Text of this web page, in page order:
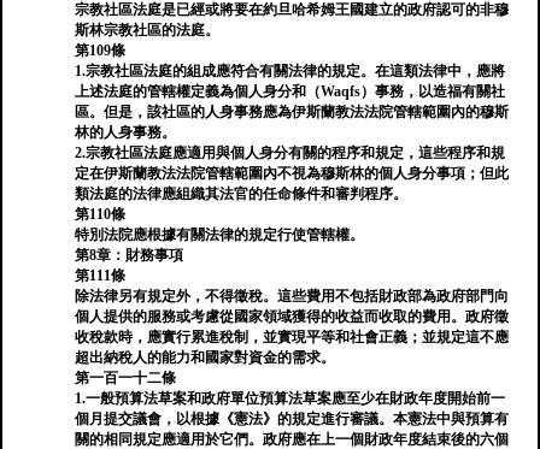
宗教社區法庭是已經或將要在約旦哈希姆王國建立的政府認可的非穆
斯林宗教社區的法庭。
第109條
1.宗教社區法庭的組成應符合有關法律的規定。在這類法律中，應將
上述法庭的管轄權定義為個人身分和（Waqfs）事務，以造福有關社
區。但是，該社區的人身事務應為伊斯蘭教法法院管轄範圍內的穆斯
林的人身事務。
2.宗教社區法庭應適用與個人身分有關的程序和規定，這些程序和規
定在伊斯蘭教法法院管轄範圍內不視為穆斯林的個人身分事項；但此
類法庭的法律應組織其法官的任命條件和審判程序。
第110條
特別法院應根據有關法律的規定行使管轄權。
第8章：財務事項
第111條
除法律另有規定外，不得徵稅。這些費用不包括財政部為政府部門向
個人提供的服務或考慮從國家領域獲得的收益而收取的費用。政府徵
收稅款時，應實行累進稅制，並實現平等和社會正義；並規定這不應
超出納稅人的能力和國家對資金的需求。
第一百一十二條
1.一般預算法草案和政府單位預算法草案應至少在財政年度開始前一
個月提交議會，以根據《憲法》的規定進行審議。本憲法中與預算有
關的相同規定應適用於它們。政府應在上一個財政年度結束後的六個